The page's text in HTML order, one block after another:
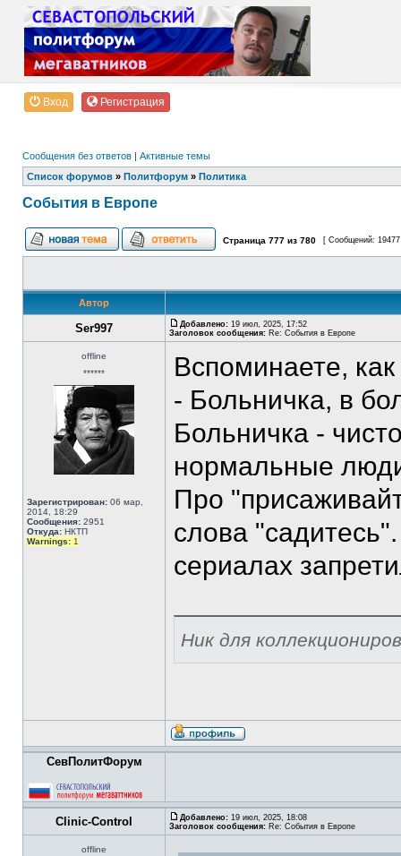
Вход Регистрация
Сообщения без ответов | Активные темы
Список форумов » Политфорум » Политика
События в Европе
Страница 777 из 780 [ Сообщений:
Автор
Ser997 Добавлено: 19 июл, 2025, 17:52
Заголовок сообщения: Re: События в Европе
offline
******
Зарегистрирован: 06 мар,
2014, 18:29
Сообщения: 2951
Откуда: НКТП
Warnings: 1
Вспоминаете,
- Больничка, в
Больничка -
нормальные
Про
слова
сериалах
Ник для
СевПолитФорум
Clinic-Control Добавлено: 19 июл, 2025, 18:08
Заголовок сообщения: Re: События в Европе
offline